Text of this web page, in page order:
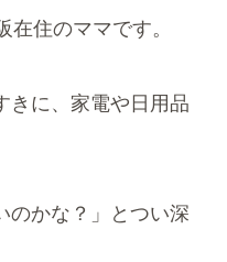
住のママです。
きに、家電や日用品
のかな？」とつい深